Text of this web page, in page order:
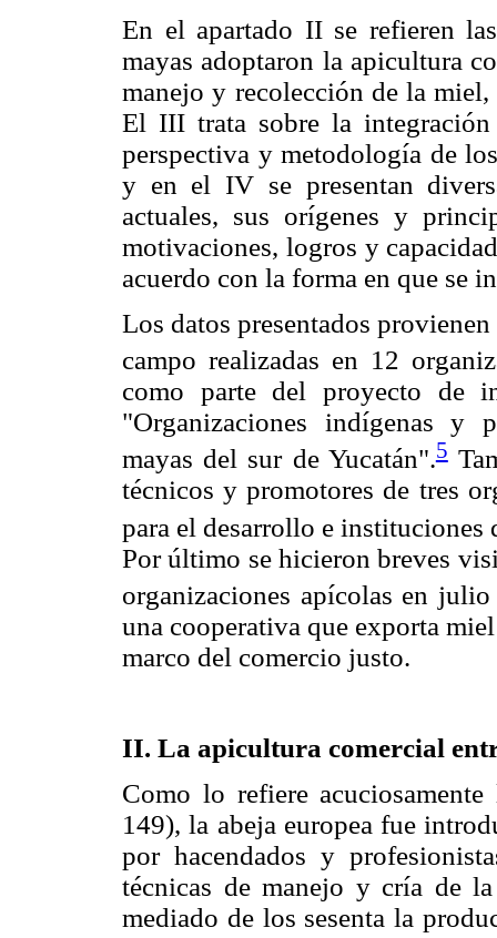
En el apartado II se refieren
mayas adoptaron la apicultura
manejo y recolección de la
El III trata sobre la integración
perspectiva y metodología de
y en el IV se presentan
actuales, sus orígenes y
motivaciones, logros y
acuerdo con la forma en que se
Los datos presentados
campo realizadas en 12
como parte del proyecto de
"Organizaciones indígenas y
mayas del sur de Yucatán".5
técnicos y promotores de tres
para el desarrollo e instituciones
Por último se hicieron breves
organizaciones apícolas en
una cooperativa que exporta
marco del comercio justo.
II. La apicultura comercial
Como lo refiere
149), la abeja europea fue
por hacendados y
técnicas de manejo y cría de
mediado de los sesenta la